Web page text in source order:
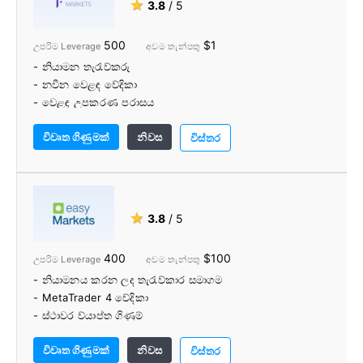
★ 3.8 / 5
උපරිම Leverage 500 අවම තැන්පතු $1
- නියාමන තැරැව්කරු
- නවීන වෙළඳ වේදිකා
- වෙළඳ උපකරණ පරාසය
- අඩු කොමිස් ගාස්තු
- බහු ගිණුම් අරමුදල් විකල්ප
- බලවත් වෙළඳ මෙවලම්
- වට්ටම් සහිත VPS
- විශිෂ්ට පාරිභෝගික සහාය
විවෘත ගිණුමක් නිවස විස්තර
★ 3.8 / 5
උපරිම Leverage 400 අවම තැන්පතු $100
- නියාමනය කරන ලද තැරැව්කාර සමාගම
- MetaTrader 4 වේදිකා
- ස්ථාවර ව්යාප්ත ගිණුම්
- ගනුදෙනු අවලංගු කිරීම
විවෘත ගිණුමක් නිවස විස්තර